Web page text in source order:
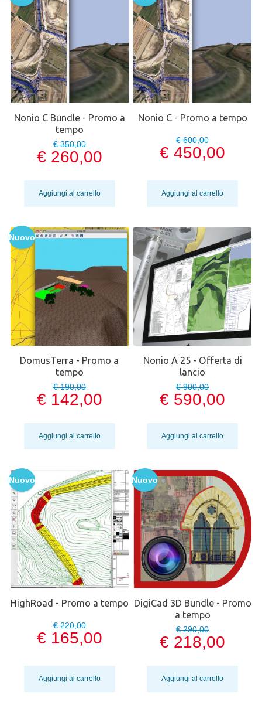
Nonio C Bundle - Promo a
tempo
€ 350,00
€ 260,00
Aggiungi al carrello
Nonio C - Promo a tempo
€ 600,00
€ 450,00
Aggiungi al carrello
Nuovo
DomusTerra - Promo a
tempo
€ 190,00
€ 142,00
Aggiungi al carrello
Nonio A 25 - Offerta di
lancio
€ 900,00
€ 590,00
Aggiungi al carrello
Nuovo
HighRoad - Promo a tempo
€ 220,00
€ 165,00
Aggiungi al carrello
Nuovo
DigiCad 3D Bundle - Promo
a tempo
€ 290,00
€ 218,00
Aggiungi al carrello